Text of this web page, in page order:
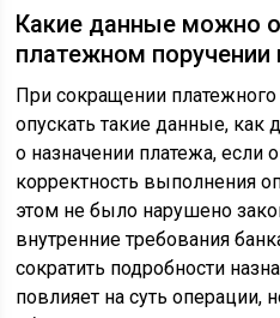
Какие данные можно
платежном поручении
При сокращении
опускать такие данные, как
о назначении платежа, если
корректность выполнения
этом не было нарушено
внутренние требования
сократить подробности
повлияет на суть операции,